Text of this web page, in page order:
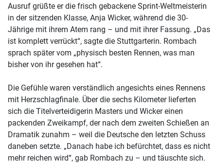
Ausruf grüßte er die frisch gebackene Sprint-Weltmeisterin
in der sitzenden Klasse, Anja Wicker, während die 30-
Jährige mit ihrem Atem rang – und mit ihrer Fassung. „Das
ist komplett verrückt“, sagte die Stuttgarterin. Rombach
sprach später vom „physisch besten Rennen, was man
bisher von ihr gesehen hat“.
Die Gefühle waren verständlich angesichts eines Rennens
mit Herzschlagfinale. Über die sechs Kilometer lieferten
sich die Titelverteidigerin Masters und Wicker einen
packenden Zweikampf, der nach dem zweiten Schießen an
Dramatik zunahm – weil die Deutsche den letzten Schuss
daneben setzte. „Danach habe ich befürchtet, dass es nicht
mehr reichen wird“, gab Rombach zu – und täuschte sich.